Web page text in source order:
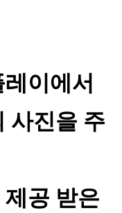
이에서
사진을 주
공 받은